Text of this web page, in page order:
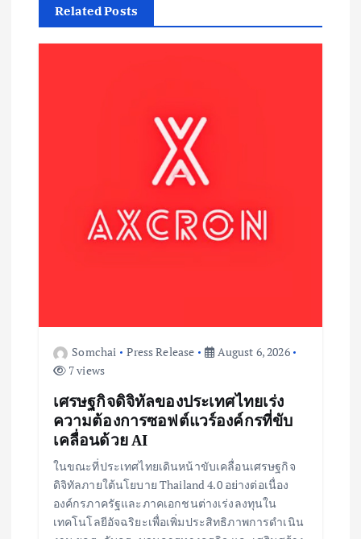
a
Related Posts
Somchai Press Release
August 6, 2026
7 views
เศรษฐกิจดิจิทัลของประเทศไทยเร่ง
ความต้องการซอฟต์แวร์องค์กรที่ขับ
เคลื่อนด้วย AI
ในขณะที่ประเทศไทยเดินหน้าขับเคลื่อนเศรษฐกิจ
ดิจิทัลภายใต้นโยบาย Thailand 4.0 อย่างต่อเนื่อง
องค์กรภาครัฐและภาคเอกชนต่างเร่งลงทุนใน
เทคโนโลยีอัจฉริยะเพื่อเพิ่มประสิทธิภาพการดำเนิน